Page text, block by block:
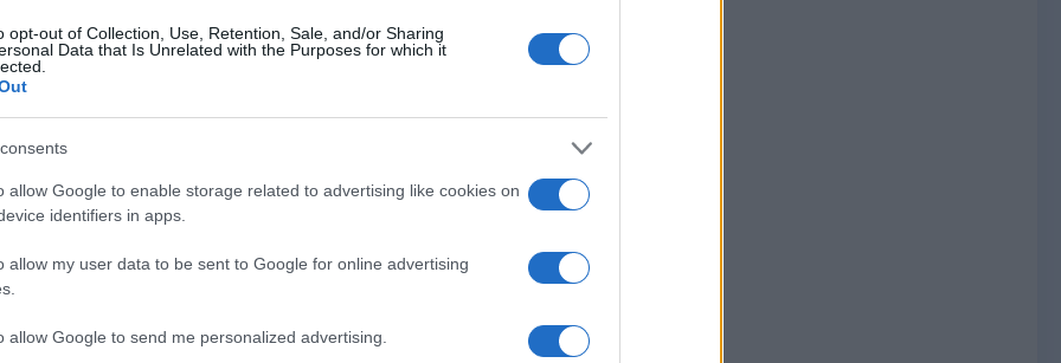
opt-out of Collection, Use, Retention, Sale, and/or Sharing
Data that Is Unrelated with the Purposes for which it
allow Google to enable storage related to advertising like cookies on
identifiers in apps.
allow my user data to be sent to Google for online advertising
allow Google to send me personalized advertising.
Probabilmente facendo credere di
rossa”che gli ha aperto gli occhi sulla
dal Qatare sia anche molto costosa.
fino a prova contraria. Sta di fatto che
puntata dopo puntata,
stessa promossa da Al Jazeera